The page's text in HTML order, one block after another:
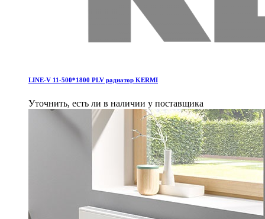
LINE-V 11-500*1800 PLV pадиатор KERMI
Уточнить, есть ли в наличии у поставщика